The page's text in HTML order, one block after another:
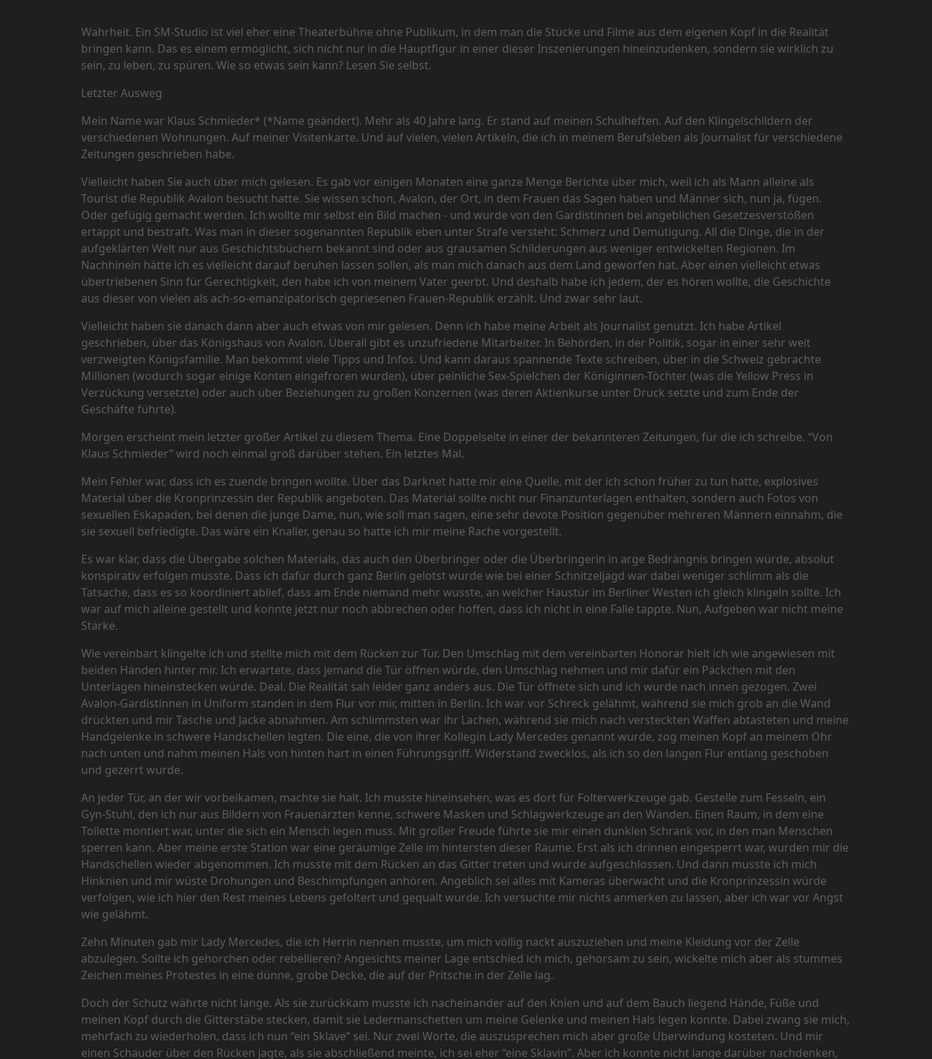
Wahrheit. Ein SM-Studio ist viel eher eine Theaterbühne ohne Publikum, in dem man die Stücke und Filme aus dem eigenen Kopf in die Realität
bringen kann. Das es einem ermöglicht, sich nicht nur in die Hauptfigur in einer dieser Inszenierungen hineinzudenken, sondern sie wirklich zu
sein, zu leben, zu spüren. Wie so etwas sein kann? Lesen Sie selbst.
Letzter Ausweg
Mein Name war Klaus Schmieder* (*Name geändert). Mehr als 40 Jahre lang. Er stand auf meinen Schulheften. Auf den Klingelschildern der
verschiedenen Wohnungen. Auf meiner Visitenkarte. Und auf vielen, vielen Artikeln, die ich in meinem Berufsleben als Journalist für verschiedene
Zeitungen geschrieben habe.
Vielleicht haben Sie auch über mich gelesen. Es gab vor einigen Monaten eine ganze Menge Berichte über mich, weil ich als Mann alleine als
Tourist die Republik Avalon besucht hatte. Sie wissen schon, Avalon, der Ort, in dem Frauen das Sagen haben und Männer sich, nun ja, fügen.
Oder gefügig gemacht werden. Ich wollte mir selbst ein Bild machen - und wurde von den Gardistinnen bei angeblichen Gesetzesverstößen
ertappt und bestraft. Was man in dieser sogenannten Republik eben unter Strafe versteht: Schmerz und Demütigung. All die Dinge, die in der
aufgeklärten Welt nur aus Geschichtsbüchern bekannt sind oder aus grausamen Schilderungen aus weniger entwickelten Regionen. Im
Nachhinein hätte ich es vielleicht darauf beruhen lassen sollen, als man mich danach aus dem Land geworfen hat. Aber einen vielleicht etwas
übertriebenen Sinn für Gerechtigkeit, den habe ich von meinem Vater geerbt. Und deshalb habe ich jedem, der es hören wollte, die Geschichte
aus dieser von vielen als ach-so-emanzipatorisch gepriesenen Frauen-Republik erzählt. Und zwar sehr laut.
Vielleicht haben sie danach dann aber auch etwas von mir gelesen. Denn ich habe meine Arbeit als Journalist genutzt. Ich habe Artikel
geschrieben, über das Königshaus von Avalon. Überall gibt es unzufriedene Mitarbeiter. In Behörden, in der Politik, sogar in einer sehr weit
verzweigten Königsfamilie. Man bekommt viele Tipps und Infos. Und kann daraus spannende Texte schreiben, über in die Schweiz gebrachte
Millionen (wodurch sogar einige Konten eingefroren wurden), über peinliche Sex-Spielchen der Königinnen-Töchter (was die Yellow Press in
Verzückung versetzte) oder auch über Beziehungen zu großen Konzernen (was deren Aktienkurse unter Druck setzte und zum Ende der
Geschäfte führte).
Morgen erscheint mein letzter großer Artikel zu diesem Thema. Eine Doppelseite in einer der bekannteren Zeitungen, für die ich schreibe. “Von
Klaus Schmieder” wird noch einmal groß darüber stehen. Ein letztes Mal.
Mein Fehler war, dass ich es zuende bringen wollte. Über das Darknet hatte mir eine Quelle, mit der ich schon früher zu tun hatte, explosives
Material über die Kronprinzessin der Republik angeboten. Das Material sollte nicht nur Finanzunterlagen enthalten, sondern auch Fotos von
sexuellen Eskapaden, bei denen die junge Dame, nun, wie soll man sagen, eine sehr devote Position gegenüber mehreren Männern einnahm, die
sie sexuell befriedigte. Das wäre ein Knaller, genau so hatte ich mir meine Rache vorgestellt.
Es war klar, dass die Übergabe solchen Materials, das auch den Überbringer oder die Überbringerin in arge Bedrängnis bringen würde, absolut
konspirativ erfolgen musste. Dass ich dafür durch ganz Berlin gelotst wurde wie bei einer Schnitzeljagd war dabei weniger schlimm als die
Tatsache, dass es so koordiniert ablief, dass am Ende niemand mehr wusste, an welcher Haustür im Berliner Westen ich gleich klingeln sollte. Ich
war auf mich alleine gestellt und konnte jetzt nur noch abbrechen oder hoffen, dass ich nicht in eine Falle tappte. Nun, Aufgeben war nicht meine
Stärke.
Wie vereinbart klingelte ich und stellte mich mit dem Rücken zur Tür. Den Umschlag mit dem vereinbarten Honorar hielt ich wie angewiesen mit
beiden Händen hinter mir. Ich erwartete, dass jemand die Tür öffnen würde, den Umschlag nehmen und mir dafür ein Päckchen mit den
Unterlagen hineinstecken würde. Deal. Die Realität sah leider ganz anders aus. Die Tür öffnete sich und ich wurde nach innen gezogen. Zwei
Avalon-Gardistinnen in Uniform standen in dem Flur vor mir, mitten in Berlin. Ich war vor Schreck gelähmt, während sie mich grob an die Wand
drückten und mir Tasche und Jacke abnahmen. Am schlimmsten war ihr Lachen, während sie mich nach versteckten Waffen abtasteten und meine
Handgelenke in schwere Handschellen legten. Die eine, die von ihrer Kollegin Lady Mercedes genannt wurde, zog meinen Kopf an meinem Ohr
nach unten und nahm meinen Hals von hinten hart in einen Führungsgriff. Widerstand zwecklos, als ich so den langen Flur entlang geschoben
und gezerrt wurde.
An jeder Tür, an der wir vorbeikamen, machte sie halt. Ich musste hineinsehen, was es dort für Folterwerkzeuge gab. Gestelle zum Fesseln, ein
Gyn-Stuhl, den ich nur aus Bildern von Frauenärzten kenne, schwere Masken und Schlagwerkzeuge an den Wänden. Einen Raum, in dem eine
Toilette montiert war, unter die sich ein Mensch legen muss. Mit großer Freude führte sie mir einen dunklen Schrank vor, in den man Menschen
sperren kann. Aber meine erste Station war eine geräumige Zelle im hintersten dieser Räume. Erst als ich drinnen eingesperrt war, wurden mir die
Handschellen wieder abgenommen. Ich musste mit dem Rücken an das Gitter treten und wurde aufgeschlossen. Und dann musste ich mich
Hinknien und mir wüste Drohungen und Beschimpfungen anhören. Angeblich sei alles mit Kameras überwacht und die Kronprinzessin würde
verfolgen, wie ich hier den Rest meines Lebens gefoltert und gequält wurde. Ich versuchte mir nichts anmerken zu lassen, aber ich war vor Angst
wie gelähmt.
Zehn Minuten gab mir Lady Mercedes, die ich Herrin nennen musste, um mich völlig nackt auszuziehen und meine Kleidung vor der Zelle
abzulegen. Sollte ich gehorchen oder rebellieren? Angesichts meiner Lage entschied ich mich, gehorsam zu sein, wickelte mich aber als stummes
Zeichen meines Protestes in eine dünne, grobe Decke, die auf der Pritsche in der Zelle lag.
Doch der Schutz währte nicht lange. Als sie zurückkam musste ich nacheinander auf den Knien und auf dem Bauch liegend Hände, Füße und
meinen Kopf durch die Gitterstäbe stecken, damit sie Ledermanschetten um meine Gelenke und meinen Hals legen konnte. Dabei zwang sie mich,
mehrfach zu wiederholen, dass ich nun “ein Sklave” sei. Nur zwei Worte, die auszusprechen mich aber große Überwindung kosteten. Und mir
einen Schauder über den Rücken jagte, als sie abschließend meinte, ich sei eher “eine Sklavin”. Aber ich konnte nicht lange darüber nachdenken,